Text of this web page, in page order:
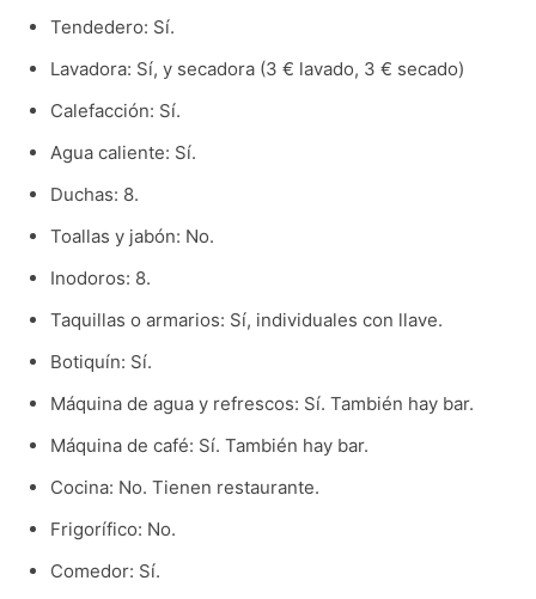
Tendedero: Sí.
Lavadora: Sí, y secadora (3 € lavado, 3 € secado)
Calefacción: Sí.
Agua caliente: Sí.
Duchas: 8.
Toallas y jabón: No.
Inodoros: 8.
Taquillas o armarios: Sí, individuales con llave.
Botiquín: Sí.
Máquina de agua y refrescos: Sí. También hay bar.
Máquina de café: Sí. También hay bar.
Cocina: No. Tienen restaurante.
Frigorífico: No.
Comedor: Sí.